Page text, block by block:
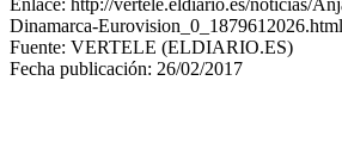
Enlace: http://vertele.eldiario.es/noticias/
Dinamarca-Eurovision_0_1879612026.html
Fuente: VERTELE (ELDIARIO.ES)
Fecha publicación: 26/02/2017